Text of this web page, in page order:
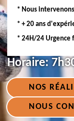
* Nous
* + 20 ans
* 24H/24
Horaire:
NOS
NOUS